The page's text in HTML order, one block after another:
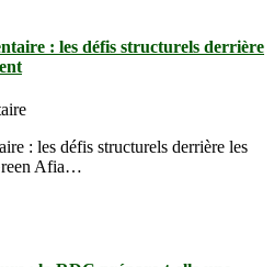
: les défis structurels derrière
: les défis structurels derrière les
Afia…